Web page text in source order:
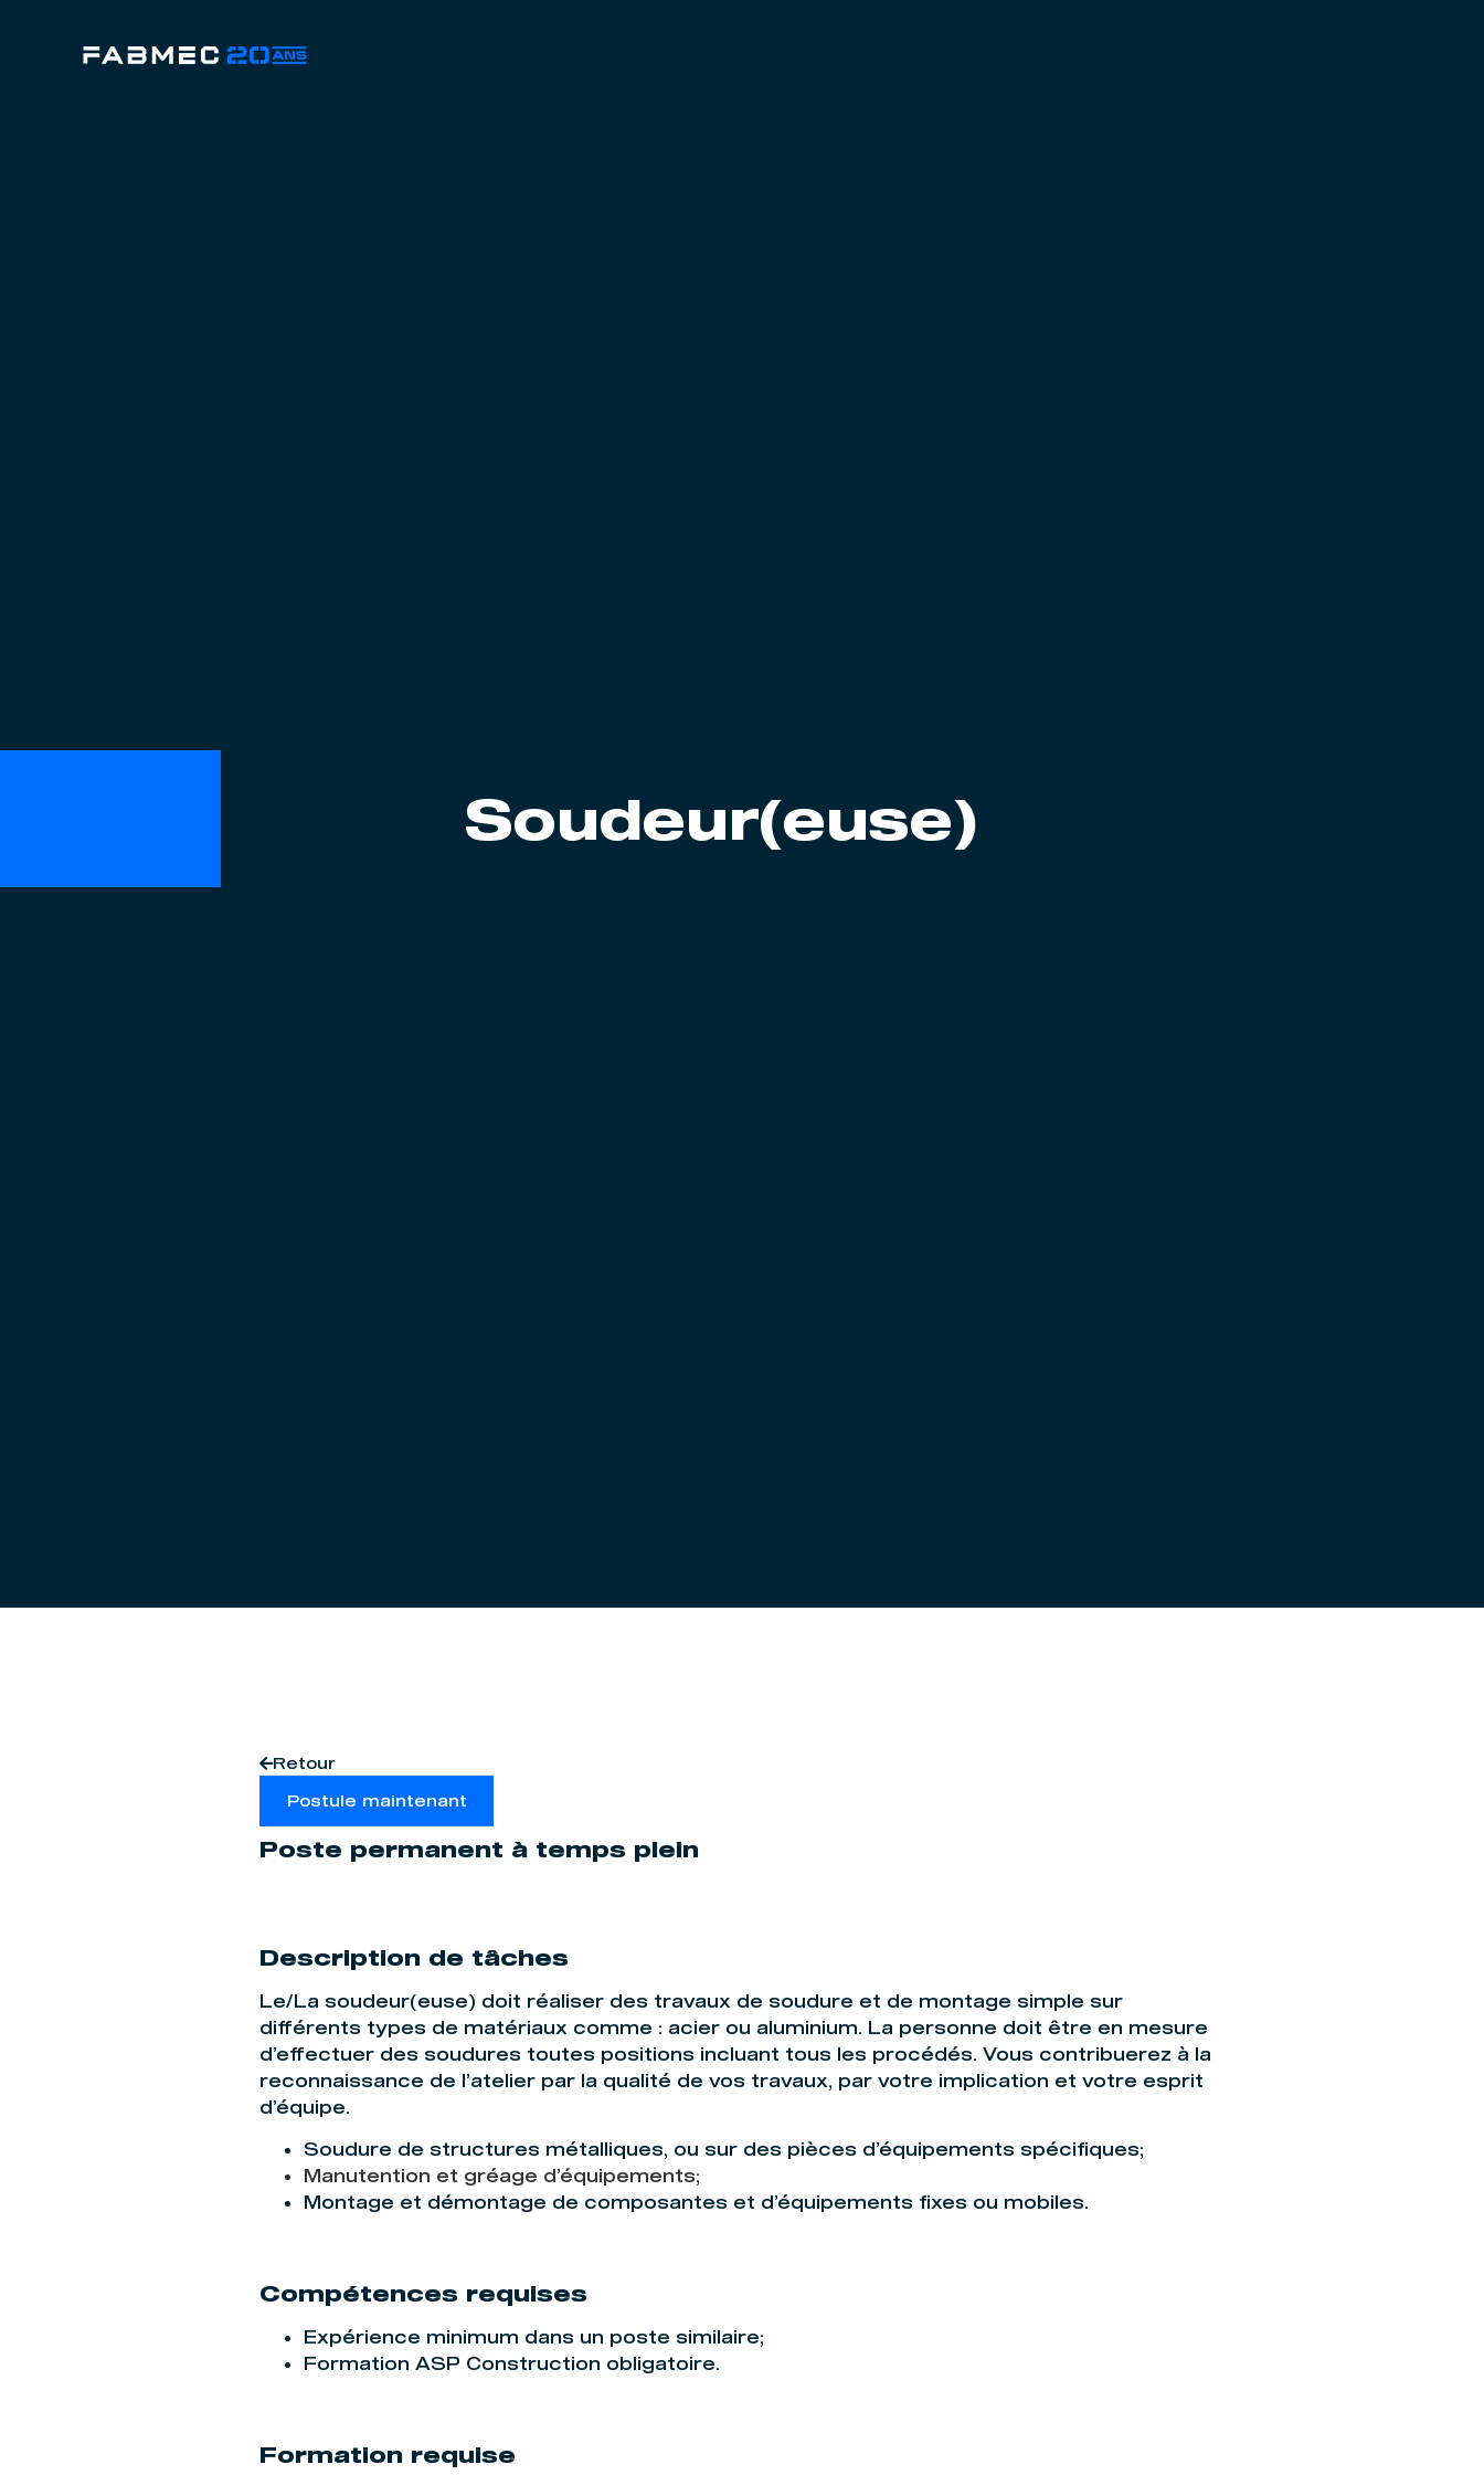
Soudeur(euse)
Retour
Postule maintenant
Poste permanent à temps plein
Description de tâches
Le/La soudeur(euse) doit réaliser des travaux de soudure et de montage simple sur
différents types de matériaux comme : acier ou aluminium. La personne doit être en mesure
d’effectuer des soudures toutes positions incluant tous les procédés. Vous contribuerez à la
reconnaissance de l’atelier par la qualité de vos travaux, par votre implication et votre esprit
d’équipe.
Soudure de structures métalliques, ou sur des pièces d’équipements spécifiques;
Manutention et gréage d’équipements;
Montage et démontage de composantes et d’équipements fixes ou mobiles.
Compétences requises
Expérience minimum dans un poste similaire;
Formation ASP Construction obligatoire.
Formation requise